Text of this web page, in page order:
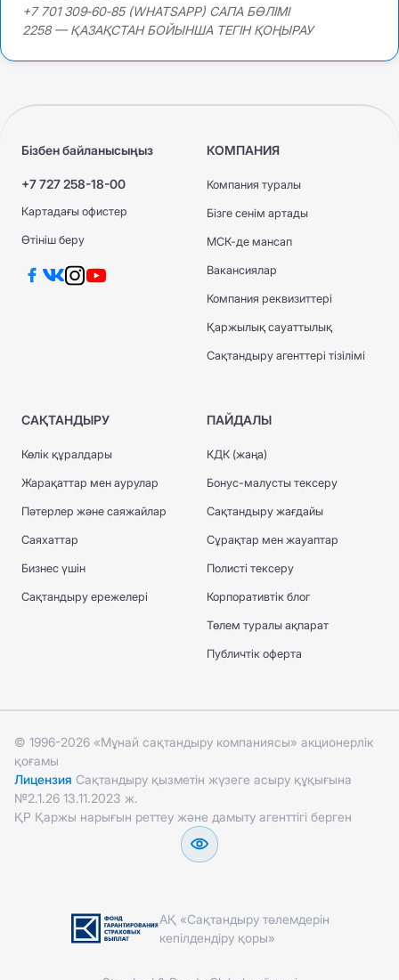
+7 701 309‑60‑85 (WHATSAPP) САПА БӨЛІМІ
2258 — ҚАЗАҚСТАН БОЙЫНША ТЕГІН ҚОҢЫРАУ
Бізбен байланысыңыз
+7 727 258-18-00
Картадағы офистер
Өтініш беру
КОМПАНИЯ
Компания туралы
Бізге сенім артады
МСК-де мансап
Вакансиялар
Компания реквизиттері
Қаржылық сауаттылық
Сақтандыру агенттері тізілімі
САҚТАНДЫРУ
Көлік құралдары
Жарақаттар мен аурулар
Пәтерлер және саяжайлар
Саяхаттар
Бизнес үшін
Сақтандыру ережелері
ПАЙДАЛЫ
КДК (жаңа)
Бонус-малусты тексеру
Сақтандыру жағдайы
Сұрақтар мен жауаптар
Полисті тексеру
Корпоративтік блог
Төлем туралы ақпарат
Публичтік оферта
© 1996-2026 «Мұнай сақтандыру компаниясы» акционерлік
қоғамы
Лицензия Сақтандыру қызметін жүзеге асыру құқығына
№2.1.26 13.11.2023 ж.
ҚР Қаржы нарығын реттеу және дамыту агенттігі берген
АҚ «Сақтандыру төлемдерін
кепілдендіру қоры»